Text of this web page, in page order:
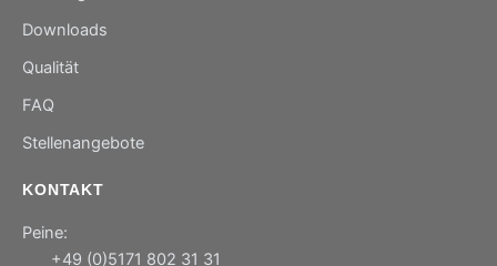
Downloads
Qualität
FAQ
Stellenangebote
KONTAKT
Peine:
+49 (0)5171 802 31 31